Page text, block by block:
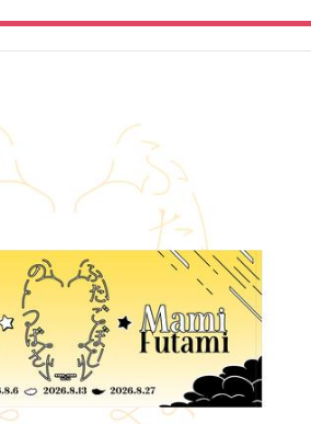
ASOBI STAGE
プレミアム会員とは
ーカラーズ
ライヴ